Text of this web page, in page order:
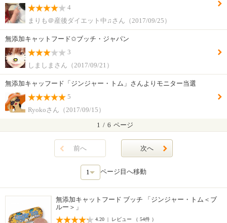
4
まりも＠産後ダイエット中♫さん（2017/09/25）
無添加キャットフード✩ ブッチ・ジャパン
3
しましまさん（2017/09/21）
無添加キャッフード「ジンジャー・トム」さんよりモニター当選
5
Ryokoさん（2017/09/15）
1 / 6 ページ
前へ 次へ
ページ目へ移動
無添加キャットフード ブッチ 「ジンジャー・トム＜ブ
ルー＞」
4.20 | レビュー （ 54件 ）